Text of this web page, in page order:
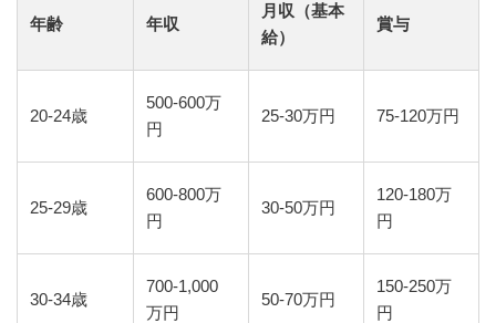
年齢 年収
月収（基本
給）
賞与
20-24歳
500-600万
円
25-30万円 75-120万円
25-29歳
600-800万
円
30-50万円
120-180万
円
30-34歳
700-1,000
万円
50-70万円
150-250万
円